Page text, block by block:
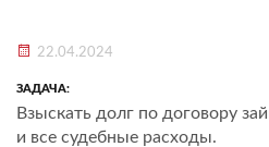
22.04.2024
ЗАДАЧА:
Взыскать долг по договору
и все судебные расходы.